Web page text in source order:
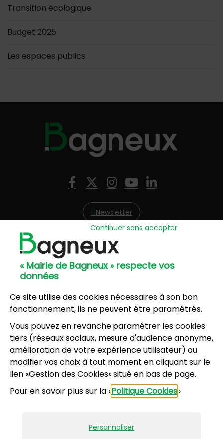
« Mairie de Bagneux » respecte vos
données
Ce site utilise des cookies nécessaires à son bon
fonctionnement, ils ne peuvent être paramétrés.
Vous pouvez en revanche paramétrer les cookies
tiers (réseaux sociaux, mesure d'audience anonyme,
amélioration de votre expérience utilisateur) ou
modifier vos choix à tout moment en cliquant sur le
lien «Gestion des Cookies» situé en bas de page.
Pour en savoir plus sur la «Politique Cookies»
Personnaliser
Continuer sans accepter
Transition écologique
Budget 2025
Les espaces publics
Facebook
X (Twitter)
Instagram
YouTube
LinkedIn
Newsletter
Hôtel de Ville
57, avenue Henri Ravera - 92220 Bagneux
01 42 31 60 00
8, résidence du Port Galand - 92220 Bagneux
01 45 47 62 00
NOUS CONTACTER
Horaires d’ouverture:
Lundi, mercredi, jeudi, vendredi : 8h30-12h et
13h30-17h
Samedi : 9h-12h pour le service État civil (hors
vacances scolaires)